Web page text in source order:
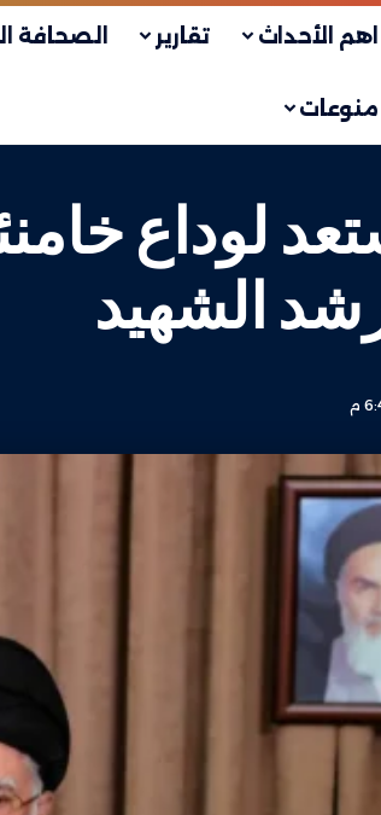
اهم الأحداث تقارير الصحافة
منوعات
لوداع
الشهيد